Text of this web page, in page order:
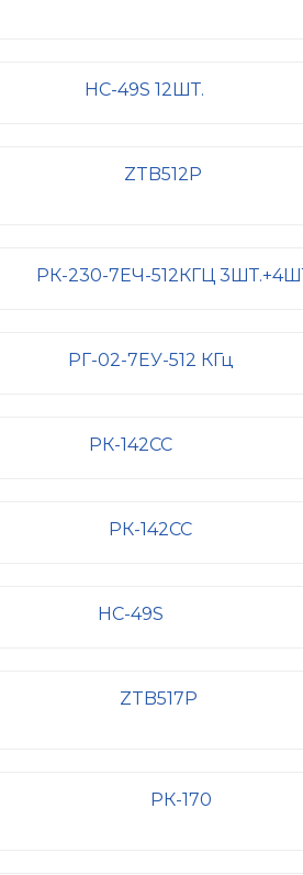
HC-49S 12ШТ.
ZTB512P
РК-230-7ЕЧ-512КГЦ
РГ-02-7ЕУ-512 КГц
РК-142СС
РК-142СС
HC-49S
ZTB517P
РК-170